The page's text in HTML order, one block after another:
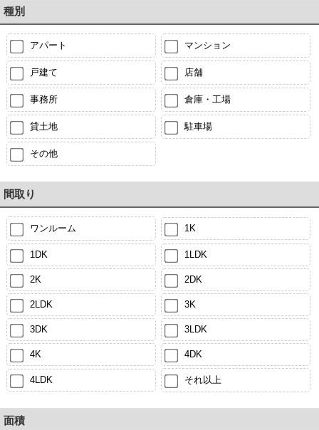
種別
アパート マンション
戸建て 店舗
事務所 倉庫・工場
貸土地 駐車場
その他
間取り
ワンルーム 1K
1DK 1LDK
2K 2DK
2LDK 3K
3DK 3LDK
4K 4DK
4LDK それ以上
面積